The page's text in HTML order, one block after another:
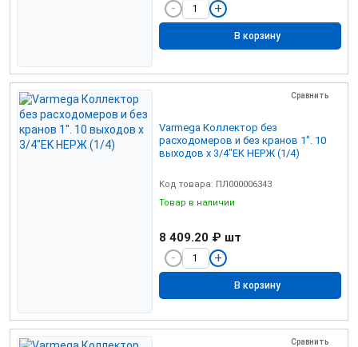
В корзину
Сравнить
Varmega Коллектор без
расходомеров и без кранов 1". 10
выходов x 3/4"EK НЕРЖ (1/4)
Код товара: ПЛ000006343
Товар в наличии
8 409.20 ₽ шт
В корзину
Сравнить